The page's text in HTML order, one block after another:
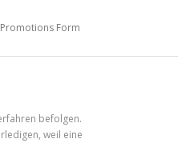
Promotions Form
befolgen.
weil eine